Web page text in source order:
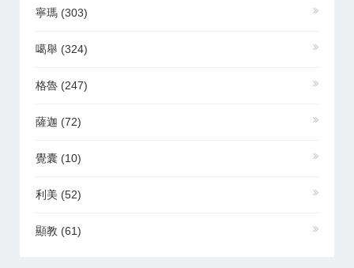
寧瑪 (303)
噶舉 (324)
格魯 (247)
薩迦 (72)
覺囊 (10)
利美 (52)
顯教 (61)